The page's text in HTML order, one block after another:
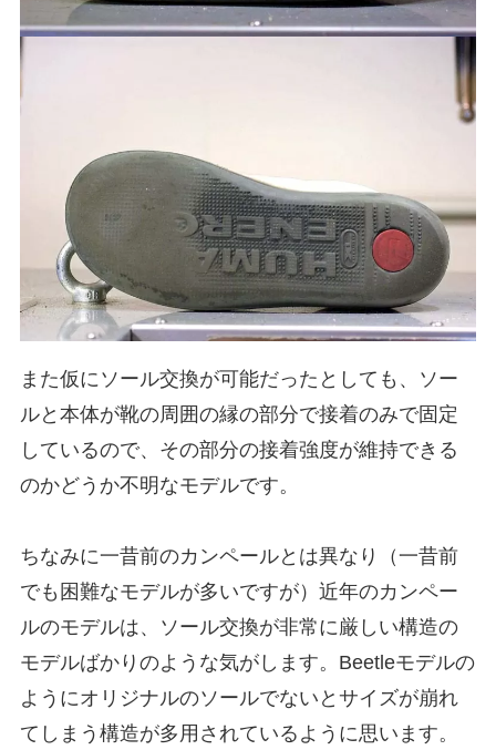
また仮にソール交換が可能だったとしても、ソー
ルと本体が靴の周囲の縁の部分で接着のみで固定
しているので、その部分の接着強度が維持できる
のかどうか不明なモデルです。
ちなみに一昔前のカンペールとは異なり（一昔前
でも困難なモデルが多いですが）近年のカンペー
ルのモデルは、ソール交換が非常に厳しい構造の
モデルばかりのような気がします。Beetleモデルの
ようにオリジナルのソールでないとサイズが崩れ
てしまう構造が多用されているように思います。